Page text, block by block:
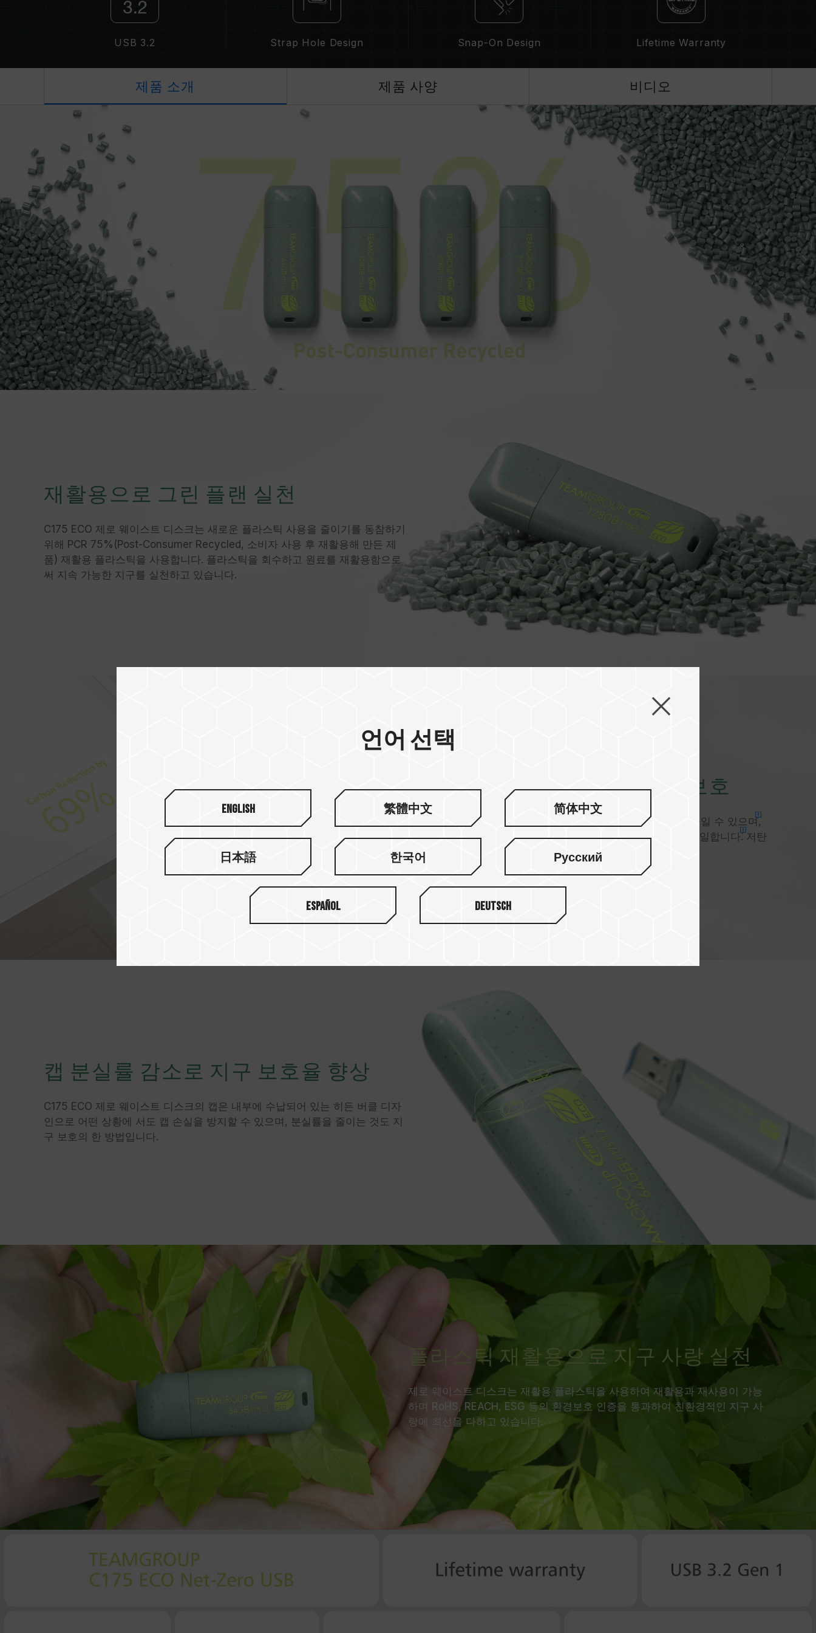
USB 3.2 Strap Hole Design Snap-On Design Lifetime Warranty
제품 소개 제품 사양 비디오
재활용으로 그린 플랜 실천
C175 ECO 제로 웨이스트 디스크는 새로운 플라스틱 사용을 줄이기를 동참하기
위해 PCR 75%(Post-Consumer Recycled, 소비자 사용 후 재활용해 만든 제
품) 재활용 플라스틱을 사용합니다. 플라스틱을 회수하고 원료를 재활용함으로
써 지속 가능한 지구를 실천하고 있습니다.
효과적인 탄소 감축으로 지구 보호
각 C175 ECO 제로 웨이스트 디스크의 탄소 배출량을 69%로 줄일 수 있으며,
이는 10만 개당 거의 20만 3천장의 A4 용지를 절약하는 것과 동 일합니다.저탄
소 친환경을 실천하고 제로 웨이스트를 위해 최선을 다합니다.
캡 분실률 감소로 지구 보호율 향상
C175 ECO 제로 웨이스트 디스크의 캡은 내부에 수납되어 있는 히든 버클 디자
인으로 어떤 상황에 서도 캡 손실을 방지할 수 있으며, 분실률을 줄이는 것도 지
구 보호의 한 방법입니다.
플라스틱 재활용으로 지구 사랑 실천
제로 웨이스트 디스크는 재활용 플라스틱을 사용하여 재활용과 재사용이 가능
하며 RoHS, REACH, ESG 등의 환경보호 인증을 통과하여 친환경적인 지구 사
랑에 최선을 다하고 있습니다.
언어 선택
English 繁體中文 简体中文
日本語 한국어 Русский
Español Deutsch